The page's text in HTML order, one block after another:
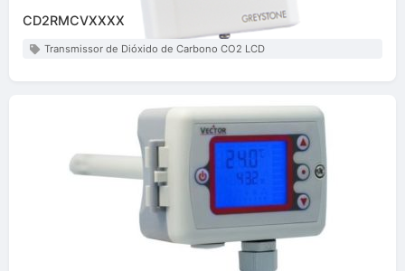
CD2RMCVXXXX
Transmissor de Dióxido de Carbono CO2 LCD